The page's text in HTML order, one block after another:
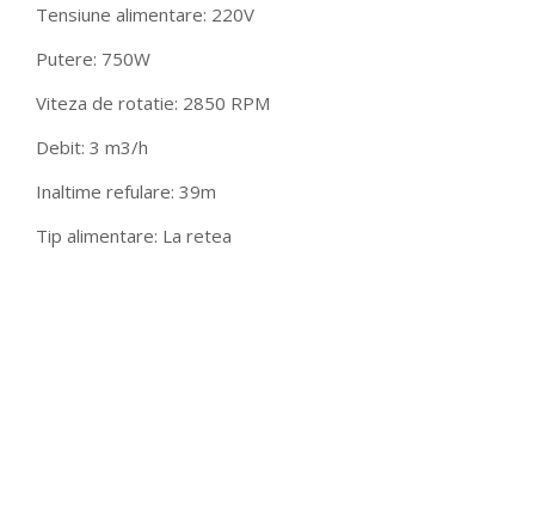
Tensiune alimentare: 220V
Putere: 750W
Viteza de rotatie: 2850 RPM
Debit: 3 m3/h
Inaltime refulare: 39m
Tip alimentare: La retea